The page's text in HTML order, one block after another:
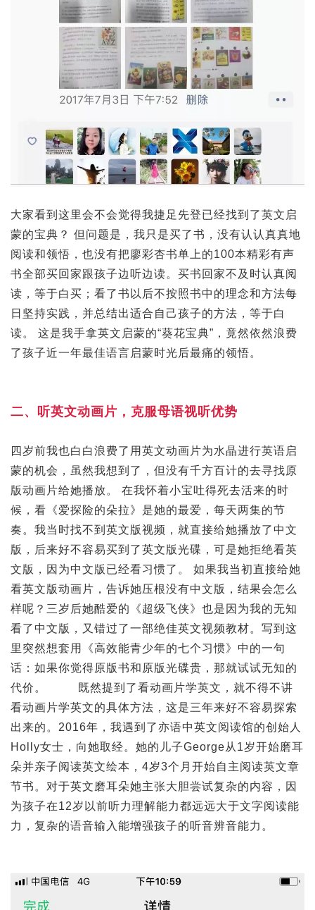
大家看到这里会不会觉得我捷足先登已经找到了英文启
蒙的宝典？ 但问题是，我只是买了书，没有认认真真地
阅读和领悟，也没有把廖彩杏书单上的100本精彩有声
书全部买回家跟孩子边听边读。买书回家不及时认真阅
读，等于白买；看了书以后不按照书中的理念和方法每
日坚持实践，并总结出适合自己孩子的方法，等于白
读。 这是我手拿英文启蒙的“葵花宝典”，竟然依然浪费
了孩子近一年最佳语言启蒙时光后最痛的领悟。
二、听英文动画片，克服母语视听优势
四岁前我也白白浪费了用英文动画片为水晶进行英语启
蒙的机会，虽然我想到了，但没有千方百计的去寻找原
版动画片给她播放。 在我怀着小宝吐得死去活来的时
候，看《爱探险的朵拉》是她的最爱，每天两集的节
奏。我当时找不到英文版视频，就直接给她播放了中文
版，后来好不容易买到了英文版光碟，可是她拒绝看英
文版，因为中文版已经看习惯了。 如果我当初直接给她
看英文版动画片，告诉她压根没有中文版，结果会怎么
样呢？三岁后她酷爱的《超级飞侠》也是因为我的无知
看了中文版，又错过了一部绝佳英文视频教材。写到这
里突然想套用《高效能青少年的七个习惯》中的一句
话：如果你觉得原版书和原版光碟贵，那就试试无知的
代价。 既然提到了看动画片学英文，就不得不讲
看动画片学英文的具体方法，这是三年来好不容易探索
出来的。2016年，我遇到了亦语中英文阅读馆的创始人
Holly女士，向她取经。她的儿子George从1岁开始磨耳
朵并亲子阅读英文绘本，4岁3个月开始自主阅读英文章
节书。对于英文磨耳朵她主张大胆尝试复杂的内容，因
为孩子在12岁以前听力理解能力都远远大于文字阅读能
力，复杂的语音输入能增强孩子的听音辨音能力。